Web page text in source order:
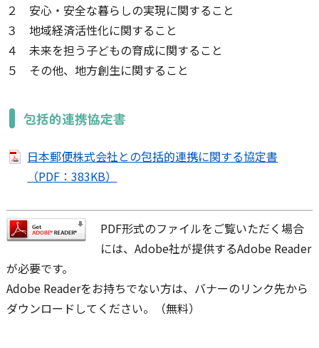
２ 安心・安全な暮らしの実現に関すること
３ 地域経済活性化に関すること
４ 未来を担う子どもの育成に関すること
５ その他、地方創生に関すること
包括的連携協定書
日本郵便株式会社との包括的連携に関する協定書
（PDF：383KB）
PDF形式のファイルをご覧いただく場合
には、Adobe社が提供するAdobe Reader
が必要です。
Adobe Readerをお持ちでない方は、バナーのリンク先から
ダウンロードしてください。（無料）